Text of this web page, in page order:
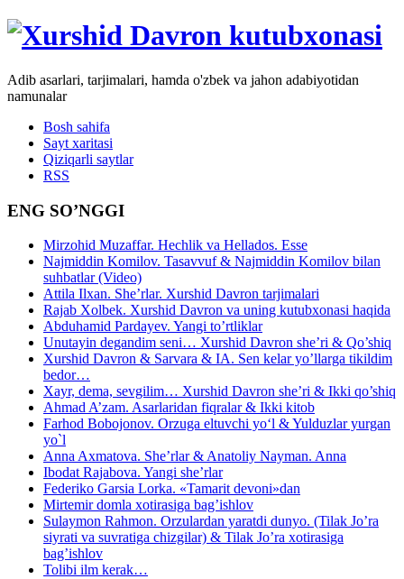
Adib asarlari, tarjimalari, hamda o'zbek va jahon adabiyotidan
namunalar
Bosh sahifa
Sayt xaritasi
Qiziqarli saytlar
RSS
ENG SO’NGGI
Mirzohid Muzaffar. Hechlik va Hellados. Esse
Najmiddin Komilov. Tasavvuf & Najmiddin Komilov bilan
suhbatlar (Video)
Attila Ilxan. She’rlar. Xurshid Davron tarjimalari
Rajab Xolbek. Xurshid Davron va uning kutubxonasi haqida
Abduhamid Pardayev. Yangi to’rtliklar
Unutayin degandim seni… Xurshid Davron she’ri & Qo’shiq
Xurshid Davron & Sarvara & IA. Sen kelar yo’llarga tikildim
bedor…
Xayr, dema, sevgilim… Xurshid Davron she’ri & Ikki qo’shiq
Ahmad A’zam. Asarlaridan fiqralar & Ikki kitob
Farhod Bobojonov. Orzuga eltuvchi yo‘l & Yulduzlar yurgan
yo`l
Anna Axmatova. She’rlar & Anatoliy Nayman. Anna
Ibodat Rajabova. Yangi she’rlar
Federiko Garsia Lorka. «Tamarit devoni»dan
Mirtemir domla xotirasiga bag’ishlov
Sulaymon Rahmon. Orzulardan yaratdi dunyo. (Tilak Jo’ra
siyrati va suvratiga chizgilar) & Tilak Jo’ra xotirasiga
bag’ishlov
Tolibi ilm kerak…